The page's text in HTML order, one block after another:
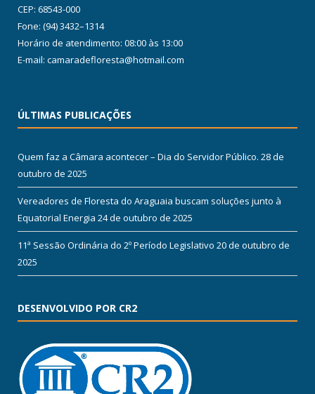
CEP: 68543-000
Fone: (94) 3432–1314
Horário de atendimento: 08:00 às 13:00
E-mail: camaradefloresta@hotmail.com
ÚLTIMAS PUBLICAÇÕES
Quem faz a Câmara acontecer – Dia do Servidor Público. 28 de
outubro de 2025
Vereadores de Floresta do Araguaia buscam soluções junto à
Equatorial Energia 24 de outubro de 2025
11ª Sessão Ordinária do 2º Período Legislativo 20 de outubro de
2025
DESENVOLVIDO POR CR2